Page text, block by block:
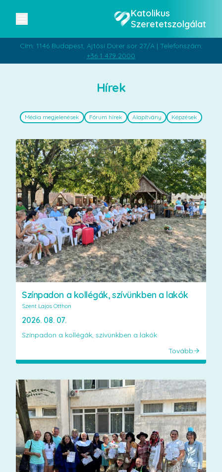
Katolikus
Szeretetszolgálat
Cím: 1146 Budapest, Ajtósi Dürer sor 27/A | Telefonszám:
+36 1 479 2000
Hírek
Média megjelenések Fórum hírek Alapítvány Képzések
Színpadon a kollégák, szívünkben a lakók
Szent Lajos Otthon
2026. 08. 07.
Színpadon a kollégák, szívünkben a lakók
Tovább